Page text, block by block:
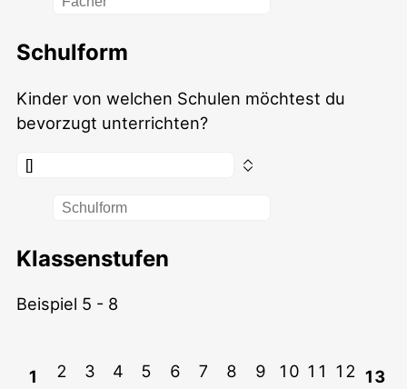
Schulform
Kinder von welchen Schulen möchtest du
bevorzugt unterrichten?
Klassenstufen
Beispiel 5 - 8
1 2 3 4 5 6 7 8 9 10 11 12 13